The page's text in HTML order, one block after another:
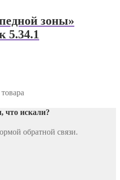
зоны»
5.34.1
что искали?
обратной связи.